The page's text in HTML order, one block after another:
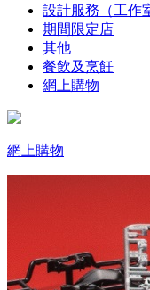
設計服務（工作
期間限定店
其他
餐飲及烹飪
網上購物
網上購物